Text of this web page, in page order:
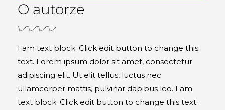
O autorze
I am text block. Click edit button to change this
text. Lorem ipsum dolor sit amet, consectetur
adipiscing elit. Ut elit tellus, luctus nec
ullamcorper mattis, pulvinar dapibus leo. I am
text block. Click edit button to change this text.